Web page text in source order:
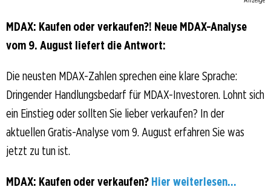
MDAX: Kaufen oder verkaufen?! Neue MDAX-Analyse
vom 9. August liefert die Antwort:
Die neusten MDAX-Zahlen sprechen eine klare Sprache:
Dringender Handlungsbedarf für MDAX-Investoren. Lohnt sich
ein Einstieg oder sollten Sie lieber verkaufen? In der
aktuellen Gratis-Analyse vom 9. August erfahren Sie was
jetzt zu tun ist.
MDAX: Kaufen oder verkaufen? Hier weiterlesen...